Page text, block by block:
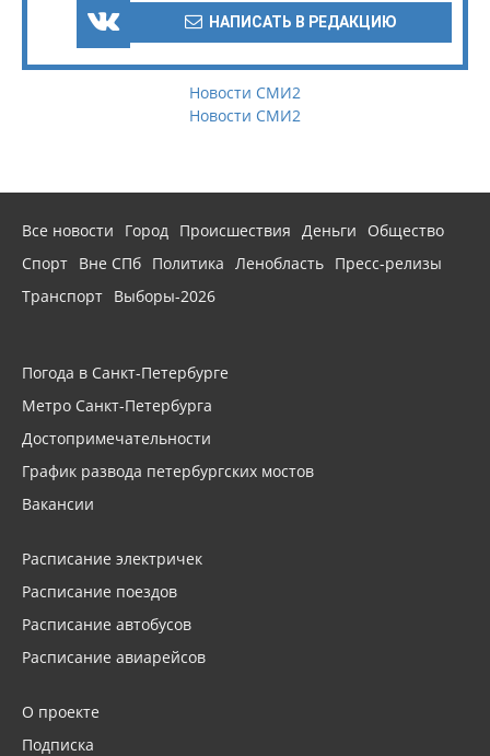
НАПИСАТЬ В РЕДАКЦИЮ
Новости СМИ2
Новости СМИ2
Все новости Город Происшествия Деньги
Общество
Спорт Вне СПб Политика Ленобласть Пресс-релизы
Транспорт Выборы-2026
Погода в Санкт-Петербурге
Метро Санкт-Петербурга
Достопримечательности
График развода петербургских мостов
Вакансии
Расписание электричек
Расписание поездов
Расписание автобусов
Расписание авиарейсов
О проекте
Подписка